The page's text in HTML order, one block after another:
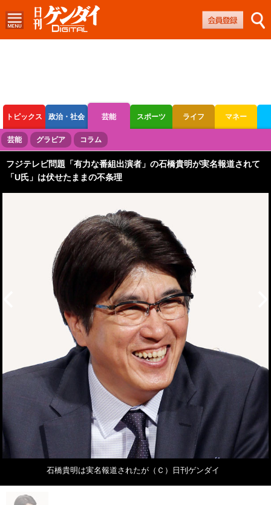
トピックス 政治・社会 芸能 スポーツ ライフ マネー
ボートレース 競輪 オートレース
芸能 グラビア コラム
フジテレビ問題「有力な番組出演者」の石橋貴明が実名報道されて
「U氏」は伏せたままの不条理
石橋貴明は実名報道されたが（Ｃ）日刊ゲンダイ